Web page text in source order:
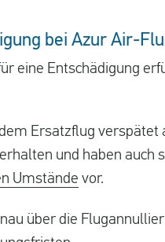
bei Azur Air-
eine Entschädigung
Ersatzflug verspätet
und haben auch
Umstände vor.
über die